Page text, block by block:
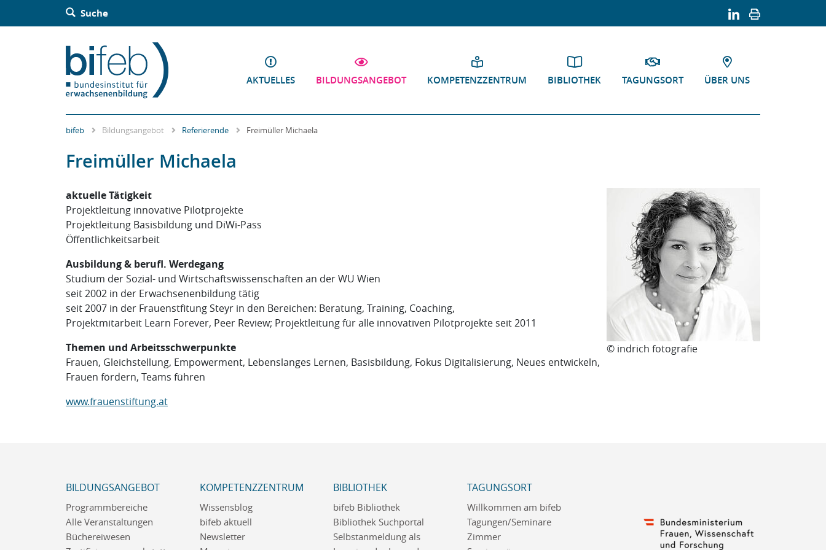
Barrierefreie Bedienung der Webseite:
Zur Navigation springen
Zur Suche springenAccesskey: [Alt+2]
Zum Inhalt springenAccesskey: [Alt+3]
Zur Sitemap springen
Zum Kontakt springen
Suche
AKTUELLES BILDUNGSANGEBOT KOMPETENZZENTRUM BIBLIOTHEK TAGUNGSORT ÜBER UNS
bifeb Bildungsangebot Referierende Freimüller Michaela
Freimüller Michaela
© indrich fotografie
aktuelle Tätigkeit
Projektleitung innovative Pilotprojekte
Projektleitung Basisbildung und DiWi-Pass
Öffentlichkeitsarbeit
Ausbildung & berufl. Werdegang
Studium der Sozial- und Wirtschaftswissenschaften an der WU Wien
seit 2002 in der Erwachsenenbildung tätig
seit 2007 in der Frauenstfitung Steyr in den Bereichen: Beratung, Training, Coaching,
Projektmitarbeit Learn Forever, Peer Review; Projektleitung für alle innovativen Pilotprojekte seit 2011
Themen und Arbeitsschwerpunkte
Frauen, Gleichstellung, Empowerment, Lebenslanges Lernen, Basisbildung, Fokus Digitalisierung, Neues entwickeln,
Frauen fördern, Teams führen
www.frauenstiftung.at
BILDUNGSANGEBOT
Programmbereiche
Alle Veranstaltungen
Büchereiwesen
KOMPETENZZENTRUM
Wissensblog
bifeb aktuell
Newsletter
BIBLIOTHEK
bifeb Bibliothek
Bibliothek Suchportal
Selbstanmeldung als
TAGUNGSORT
Willkommen am bifeb
Tagungen/Seminare
Zimmer